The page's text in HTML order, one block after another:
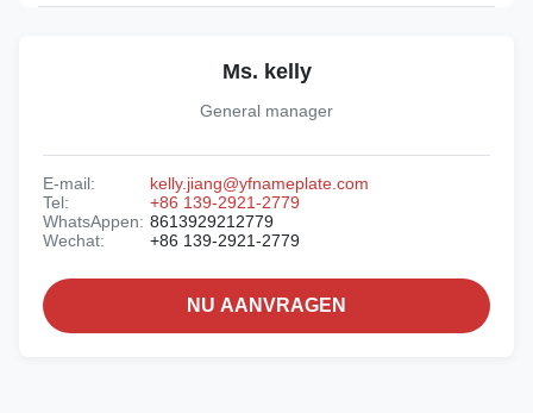
Ms. kelly
General manager
E-mail:
kelly.jiang@yfnameplate.com
Tel:
+86 139-2921-2779
WhatsAppen: 8613929212779
Wechat:
+86 139-2921-2779
NU AANVRAGEN